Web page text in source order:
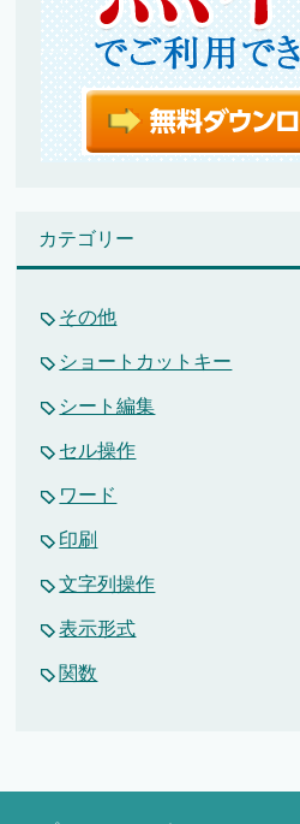
カテゴリー
その他
ショートカットキー
シート編集
セル操作
ワード
印刷
文字列操作
表示形式
関数